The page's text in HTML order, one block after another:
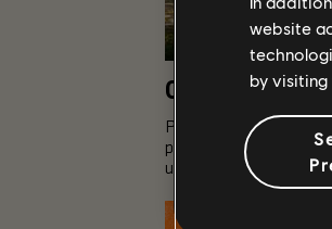
OPOWIEŚĆ
Poprowadź drużynę
pandemicznego
upadkowi miasta.
website
by visiting